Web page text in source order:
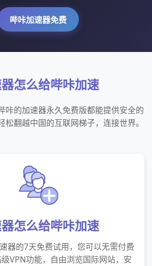
哔咔加速器免费
怎么给哔咔加速
咔的加速器永久免费版都能提供安全的
松翻越中国的互联网梯子，连接世界。
怎么给哔咔加速
器的7天免费试用，您可以无需付费
VPN功能，自由浏览国际网站，安